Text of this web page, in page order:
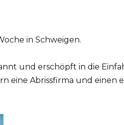
in Schweigen.
und erschöpft in die
eine Abrissfirma und einen